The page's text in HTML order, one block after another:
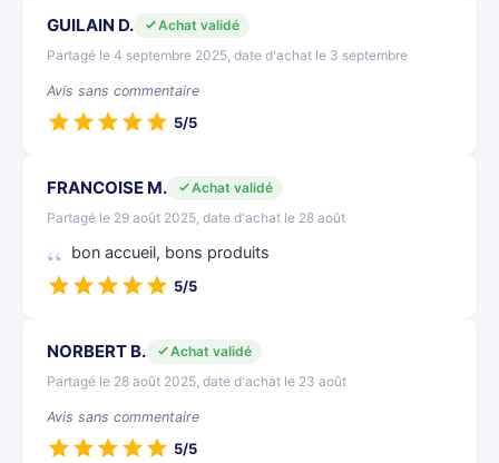
GUILAIN D.
Achat validé
Partagé le 4 septembre 2025, date d'achat le 3 septembre
Avis sans commentaire
5/5
FRANCOISE M.
Achat validé
Partagé le 29 août 2025, date d'achat le 28 août
bon accueil, bons produits
5/5
NORBERT B.
Achat validé
Partagé le 28 août 2025, date d'achat le 23 août
Avis sans commentaire
5/5